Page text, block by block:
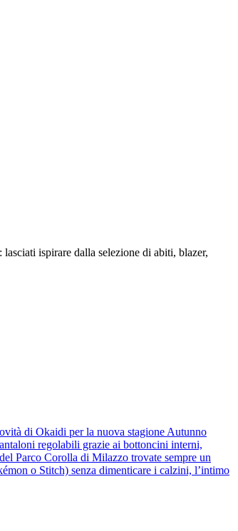
ispirare dalla selezione di abiti, blazer,
di Okaidi per la nuova stagione Autunno
regolabili grazie ai bottoncini interni,
Parco Corolla di Milazzo trovate sempre un
o Stitch) senza dimenticare i calzini, l’intimo